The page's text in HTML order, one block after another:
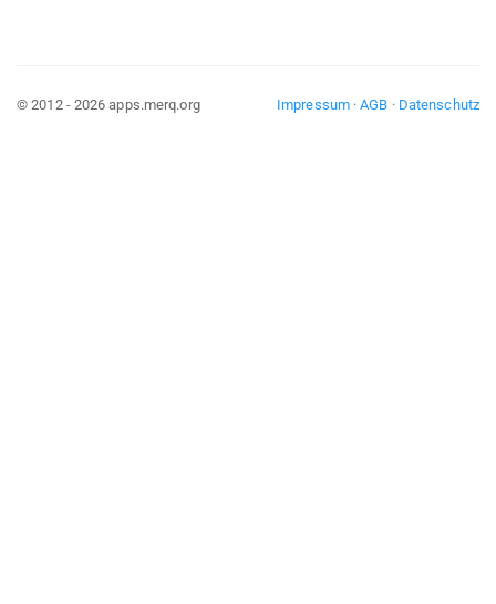
Impressum·AGB · Datenschutz
© 2012 - 2026 apps.merq.org